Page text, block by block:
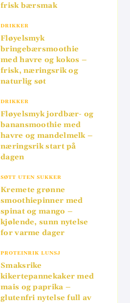
frisk bærsmak
DRIKKER
Fløyelsmyk
bringebærsmoothie
med havre og kokos –
frisk, næringsrik og
naturlig søt
DRIKKER
Fløyelsmyk jordbær- og
banansmoothie med
havre og mandelmelk –
næringsrik start på
dagen
SØTT UTEN SUKKER
Kremete grønne
smoothiepinner med
spinat og mango –
kjølende, sunn nytelse
for varme dager
PROTEINRIK LUNSJ
Smaksrike
kikertepannekaker med
mais og paprika –
glutenfri nytelse full av